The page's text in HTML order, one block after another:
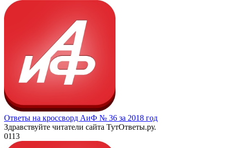
Ответы на кроссворд АиФ № 36 за 2018 год
Здравствуйте читатели сайта ТутОтветы.ру.
0113